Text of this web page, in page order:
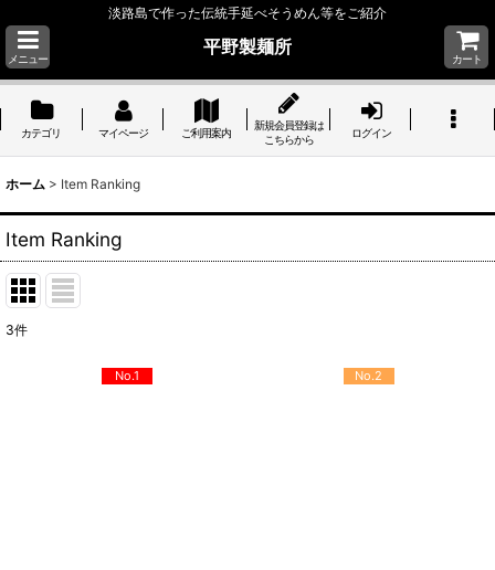
淡路島で作った伝統手延べそうめん等をご紹介
メニュー
平野製麺所
カート
カテゴリ マイページ ご利用案内
新規会員登録は
こちらから
ログイン
ホーム > Item Ranking
Item Ranking
3件
No.1 No.2